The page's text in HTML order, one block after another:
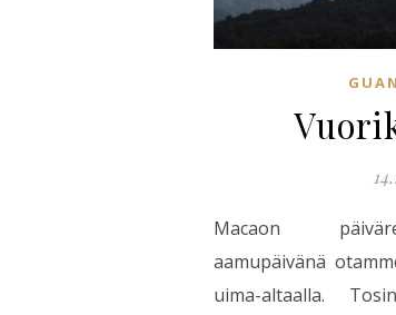
Macaon
aamupäivänä
uima-altaalla.